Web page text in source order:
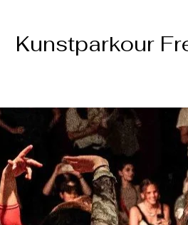
Kunstparkour